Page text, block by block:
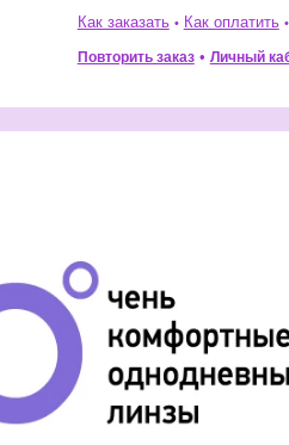
Как заказать • Как оплатить •
Повторить заказ• Личный